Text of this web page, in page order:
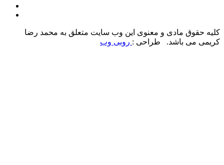
کلیه حقوق مادی و معنوی این وب سایت متعلق به محمد رضا
کریمی می باشد. طراحی : روبی وب